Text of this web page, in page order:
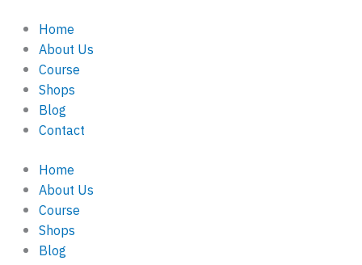
content
Home
About Us
Course
Shops
Blog
Contact
Home
About Us
Course
Shops
Blog
quantity